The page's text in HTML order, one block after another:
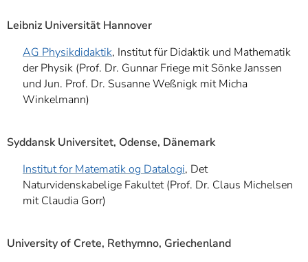
Leibniz Universität Hannover
AG Physikdidaktik, Institut für Didaktik und Mathematik
der Physik (Prof. Dr. Gunnar Friege mit Sönke Janssen
und Jun. Prof. Dr. Susanne Weßnigk mit Micha
Winkelmann)
Syddansk Universitet, Odense, Dänemark
Institut for Matematik og Datalogi, Det
Naturvidenskabelige Fakultet (Prof. Dr. Claus Michelsen
mit Claudia Gorr)
University of Crete, Rethymno, Griechenland